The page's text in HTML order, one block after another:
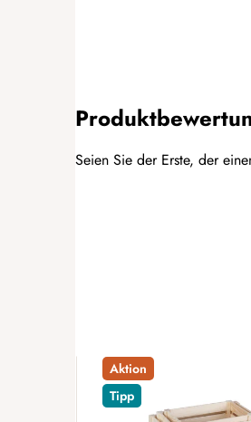
Seien Sie der Erste, der
Aktion
Tipp